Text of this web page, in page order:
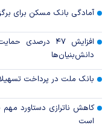
آمادگی بانک مسکن برای
افزایش ۴۷
دانش‌بنیان‌ها
بانک ملت در پرداخت
کاهش ناترازی دستاورد
است